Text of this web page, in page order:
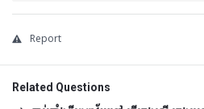
Report
Related Questions